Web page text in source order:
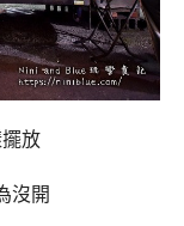
放
沒開